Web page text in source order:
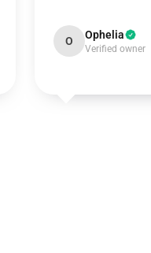
O Ophelia
Verified owner